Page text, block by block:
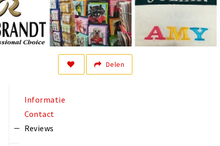
Delen
Informatie
Contact
Reviews